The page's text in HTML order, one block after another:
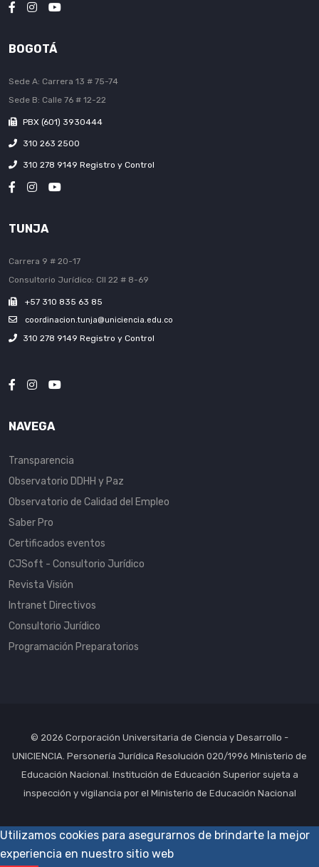
BOGOTÁ
Sede A: Carrera 13 # 75-74
Sede B: Calle 76 # 12-22
PBX (601) 3930444
310 263 2500
310 278 9149 Registro y Control
TUNJA
Carrera 9 # 20-17
Consultorio Jurídico: Cll 22 # 8-69
+57 310 835 63 85
coordinacion.tunja@uniciencia.edu.co
310 278 9149 Registro y Control
NAVEGA
Transparencia
Observatorio DDHH y Paz
Observatorio de Calidad del Empleo
Saber Pro
Certificados eventos
CJSoft - Consultorio Jurídico
Revista Visión
Intranet Directivos
Consultorio Jurídico
Programación Preparatorios
© 2026 Corporación Universitaria de Ciencia y Desarrollo -
UNICIENCIA. Personería Jurídica Resolución 020/1996 Ministerio de
Educación Nacional. Institución de Educación Superior sujeta a
inspección y vigilancia por el Ministerio de Educación Nacional
Utilizamos cookies para asegurarnos de brindarte la mejor
experiencia en nuestro sitio web